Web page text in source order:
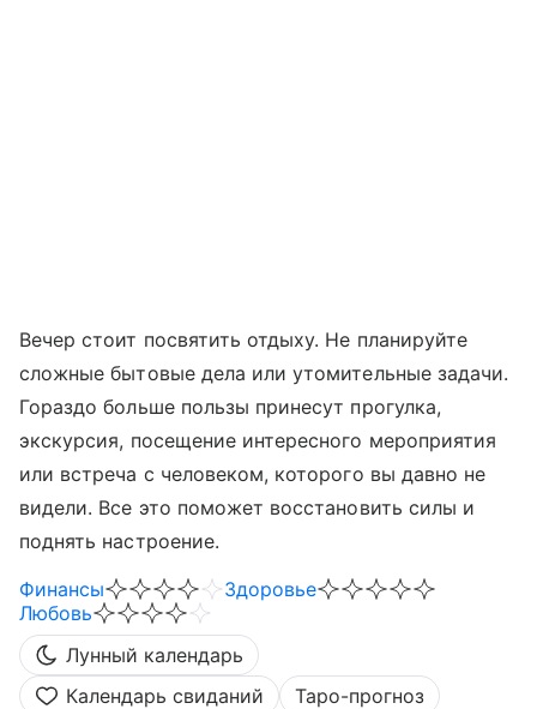
Вечер стоит посвятить отдыху. Не планируйте
сложные бытовые дела или утомительные задачи.
Гораздо больше пользы принесут прогулка,
экскурсия, посещение интересного мероприятия
или встреча с человеком, которого вы давно не
видели. Все это поможет восстановить силы и
поднять настроение.
Финансы
Здоровье
Любовь
Лунный календарь
Календарь свиданий
Таро-прогноз